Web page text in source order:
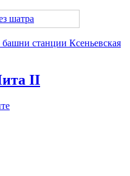
станции Ксеньевская
II